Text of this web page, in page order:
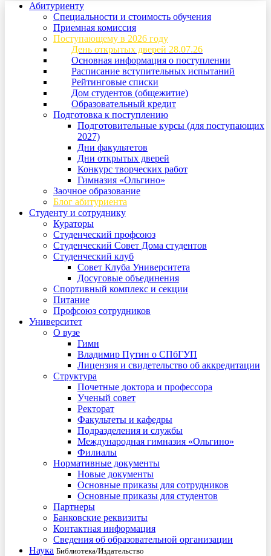
Абитуриенту
Специальности и стоимость обучения
Приемная комиссия
Поступающему в 2026 году
День открытых дверей 28.07.26
Основная информация о поступлении
Расписание вступительных испытаний
Рейтинговые списки
Дом студентов (общежитие)
Образовательный кредит
Подготовка к поступлению
Подготовительные курсы (для поступающих
2027)
Дни факультетов
Дни открытых дверей
Конкурс творческих работ
Гимназия «Ольгино»
Заочное образование
Блог абитуриента
Студенту и сотруднику
Кураторы
Студенческий профсоюз
Студенческий Совет Дома студентов
Студенческий клуб
Совет Клуба Университета
Досуговые объединения
Спортивный комплекс и секции
Питание
Профсоюз сотрудников
Университет
О вузе
Гимн
Владимир Путин о СПбГУП
Лицензия и свидетельство об аккредитации
Структура
Почетные доктора и профессора
Ученый совет
Ректорат
Факультеты и кафедры
Подразделения и службы
Международная гимназия «Ольгино»
Филиалы
Нормативные документы
Новые документы
Основные приказы для сотрудников
Основные приказы для студентов
Партнеры
Банковские реквизиты
Контактная информация
Сведения об образовательной организации
Наука Библиотека/Издательство